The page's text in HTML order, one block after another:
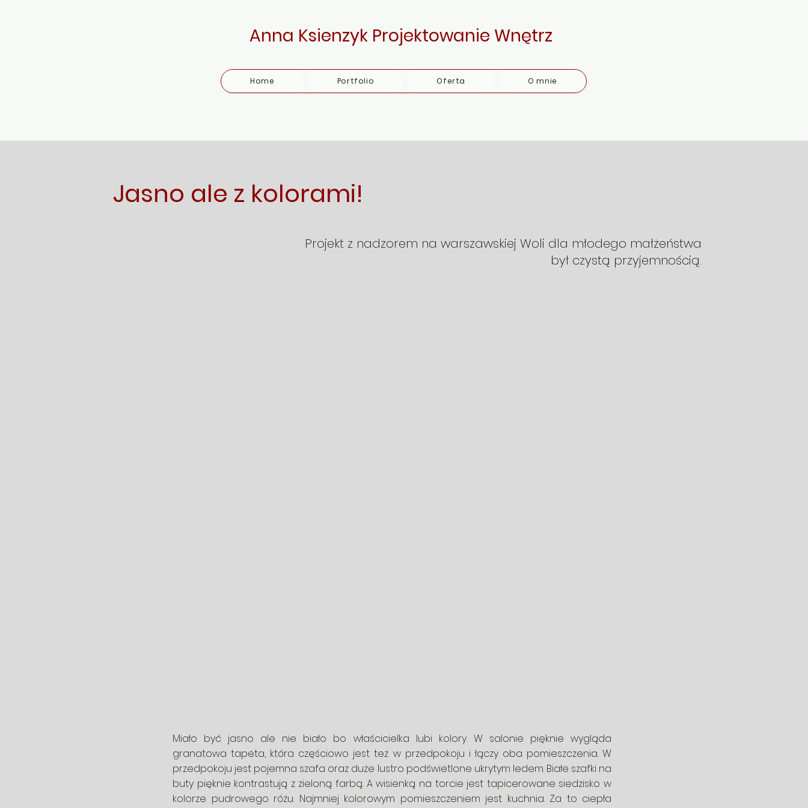
Anna Ksienzyk Projektowanie Wnętrz
Home Portfolio Oferta O mnie
Jasno ale z kolorami!
Projekt z nadzorem na warszawskiej Woli dla młodego małżeństwa
był czystą przyjemnością.
Miało być jasno ale nie biało bo właścicielka lubi kolory. W salonie pięknie wygląda
granatowa tapeta, która częściowo jest też w przedpokoju i łączy oba pomieszczenia. W
przedpokoju jest pojemna szafa oraz duże lustro podświetlone ukrytym ledem. Białe szafki na
buty pięknie kontrastują z zieloną farbą. A wisienką na torcie jest tapicerowane siedzisko w
kolorze pudrowego różu. Najmniej kolorowym pomieszczeniem jest kuchnia. Za to ciepła